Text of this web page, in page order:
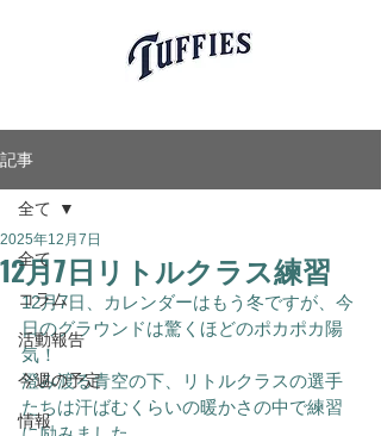
記事
全て
コラム
活動報告
今週の予定
情報
全て
12月7日リトルクラス練習
2025年12月7日
12月7日、カレンダーはもう冬ですが、今
日のグラウンドは驚くほどのポカポカ陽
気！
澄み渡る青空の下、リトルクラスの選手
たちは汗ばむくらいの暖かさの中で練習